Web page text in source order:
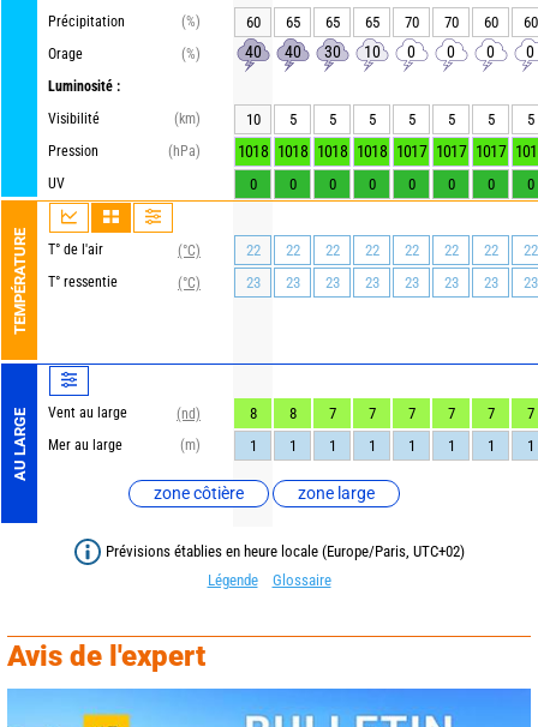
Précipitation
(%)
Orage
(%)
Luminosité :
Visibilité
(km)
Pression
(hPa)
UV
TEMPÉRATURE T° de l'air
(°C)
T° ressentie
(°C)
AU LARGE Vent au large
(nd)
Mer au large
(m)
zone côtière zone large
60 65 65 65 70 70 60 60
40 40 30 10 0 0 0 0
10 5 5 5 5 5 5 5
1018 1018 1018 1018 1017 1017 1017
0 0 0 0 0 0 0 0
22 22 22 22 22 22 22
22
23
23 23 23 23 23 23 23
8 8 7 7 7 7 7
7
1
1 1 1 1 1 1 1
Prévisions établies en heure locale (Europe/Paris, UTC+02)
Légende
Glossaire
Avis de l'expert